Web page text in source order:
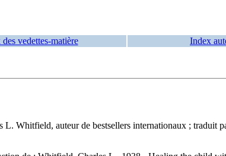
vedettes-matière Index
L. Whitfield, auteur de bestsellers internationaux ;